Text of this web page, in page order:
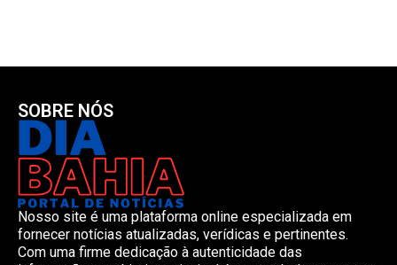
SOBRE NÓS
Nosso site é uma plataforma online especializada em
fornecer notícias atualizadas, verídicas e pertinentes.
Com uma firme dedicação à autenticidade das